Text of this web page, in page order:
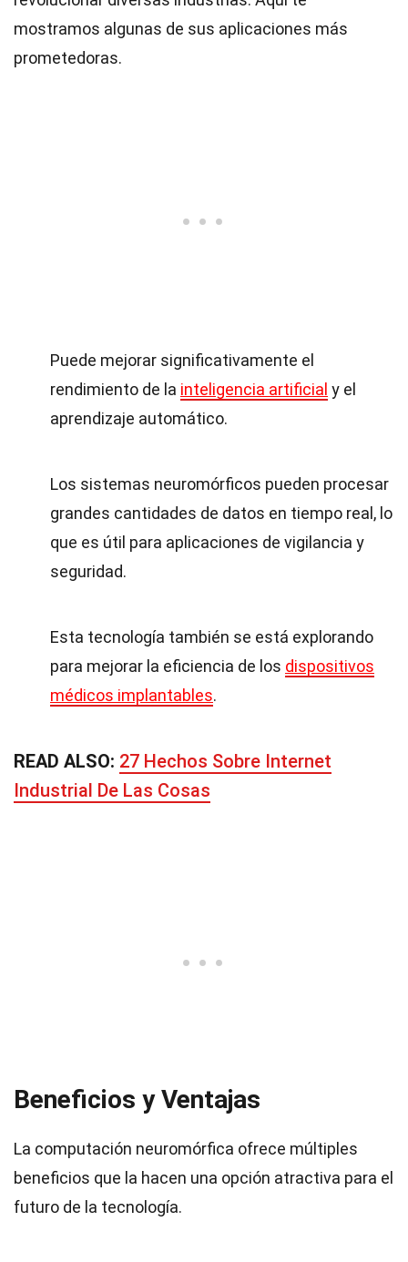
mostramos algunas de sus aplicaciones más
prometedoras.
Puede mejorar significativamente el
rendimiento de la inteligencia artificial y el
aprendizaje automático.
Los sistemas neuromórficos pueden procesar
grandes cantidades de datos en tiempo real, lo
que es útil para aplicaciones de vigilancia y
seguridad.
Esta tecnología también se está explorando
para mejorar la eficiencia de los dispositivos
médicos implantables.
READ ALSO: 27 Hechos Sobre Internet
Industrial De Las Cosas
Beneficios y Ventajas
La computación neuromórfica ofrece múltiples
beneficios que la hacen una opción atractiva para el
futuro de la tecnología.